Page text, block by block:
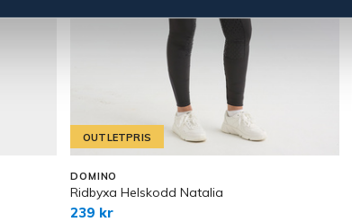
OUTLETPRIS
DOMINO
Ridbyxa Helskodd Natalia
239 kr